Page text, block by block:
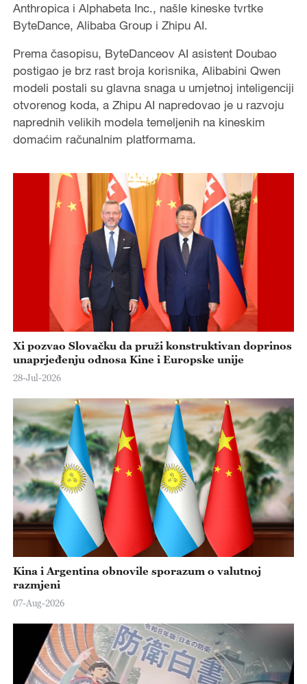
Anthropica i Alphabeta Inc., našle kineske tvrtke
ByteDance, Alibaba Group i Zhipu AI.
Prema časopisu, ByteDanceov AI asistent Doubao
postigao je brz rast broja korisnika, Alibabini Qwen
modeli postali su glavna snaga u umjetnoj inteligenciji
otvorenog koda, a Zhipu AI napredovao je u razvoju
naprednih velikih modela temeljenih na kineskim
domaćim računalnim platformama.
Xi pozvao Slovačku da pruži konstruktivan doprinos
unaprjeđenju odnosa Kine i Europske unije
28-Jul-2026
Kina i Argentina obnovile sporazum o valutnoj
razmjeni
07-Aug-2026